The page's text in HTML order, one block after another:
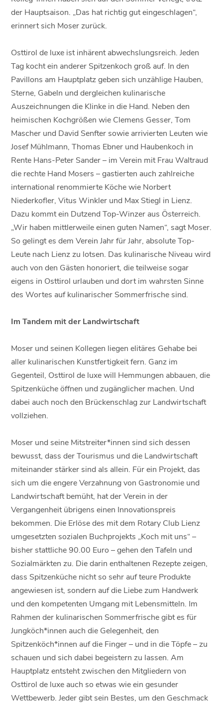
der Hauptsaison. „Das hat richtig gut eingeschlagen“,
erinnert sich Moser zurück.
Osttirol de luxe ist inhärent abwechslungsreich. Jeden
Tag kocht ein anderer Spitzenkoch groß auf. In den
Pavillons am Hauptplatz geben sich unzählige Hauben,
Sterne, Gabeln und dergleichen kulinarische
Auszeichnungen die Klinke in die Hand. Neben den
heimischen Kochgrößen wie Clemens Gesser, Tom
Mascher und David Senfter sowie arrivierten Leuten wie
Josef Mühlmann, Thomas Ebner und Haubenkoch in
Rente Hans-Peter Sander – im Verein mit Frau Waltraud
die rechte Hand Mosers – gastierten auch zahlreiche
international renommierte Köche wie Norbert
Niederkofler, Vitus Winkler und Max Stiegl in Lienz.
Dazu kommt ein Dutzend Top-Winzer aus Österreich.
„Wir haben mittlerweile einen guten Namen“, sagt Moser.
So gelingt es dem Verein Jahr für Jahr, absolute Top-
Leute nach Lienz zu lotsen. Das kulinarische Niveau wird
auch von den Gästen honoriert, die teilweise sogar
eigens in Osttirol urlauben und dort im wahrsten Sinne
des Wortes auf kulinarischer Sommerfrische sind.
Im Tandem mit der Landwirtschaft
Moser und seinen Kollegen liegen elitäres Gehabe bei
aller kulinarischen Kunstfertigkeit fern. Ganz im
Gegenteil, Osttirol de luxe will Hemmungen abbauen, die
Spitzenküche öffnen und zugänglicher machen. Und
dabei auch noch den Brückenschlag zur Landwirtschaft
vollziehen.
Moser und seine Mitstreiter*innen sind sich dessen
bewusst, dass der Tourismus und die Landwirtschaft
miteinander stärker sind als allein. Für ein Projekt, das
sich um die engere Verzahnung von Gastronomie und
Landwirtschaft bemüht, hat der Verein in der
Vergangenheit übrigens einen Innovationspreis
bekommen. Die Erlöse des mit dem Rotary Club Lienz
umgesetzten sozialen Buchprojekts „Koch mit uns“ –
bisher stattliche 90.00 Euro – gehen den Tafeln und
Sozialmärkten zu. Die darin enthaltenen Rezepte zeigen,
dass Spitzenküche nicht so sehr auf teure Produkte
angewiesen ist, sondern auf die Liebe zum Handwerk
und den kompetenten Umgang mit Lebensmitteln. Im
Rahmen der kulinarischen Sommerfrische gibt es für
Jungköch*innen auch die Gelegenheit, den
Spitzenköch*innen auf die Finger – und in die Töpfe – zu
schauen und sich dabei begeistern zu lassen. Am
Hauptplatz entsteht zwischen den Mitgliedern von
Osttirol de luxe auch so etwas wie ein gesunder
Wettbewerb. Jeder gibt sein Bestes, um den Geschmack